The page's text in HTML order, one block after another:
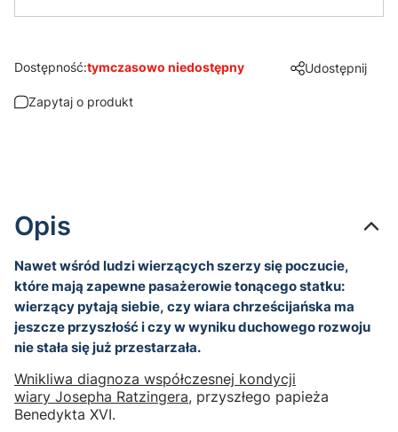
Dostępność:tymczasowo niedostępny Udostępnij
Zapytaj o produkt
Opis
Nawet wśród ludzi wierzących szerzy się poczucie,
które mają zapewne pasażerowie tonącego statku:
wierzący pytają siebie, czy wiara chrześcijańska ma
jeszcze przyszłość i czy w wyniku duchowego rozwoju
nie stała się już przestarzała.
Wnikliwa diagnoza współczesnej kondycji
wiary Josepha Ratzingera, przyszłego papieża
Benedykta XVI.